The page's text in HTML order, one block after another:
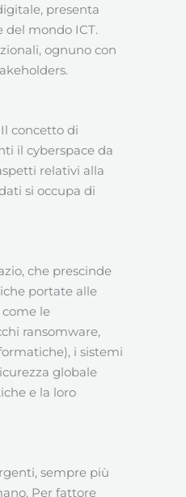
presenta
mondo ICT.
ognuno con
concetto di
il cyberspace da
relativi alla
si occupa di
che prescinde
portate alle
le
ransomware,
i sistemi
globale
e la loro
sempre più
Per fattore